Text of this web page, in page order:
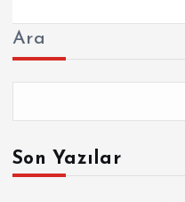
Ara
Son Yazılar